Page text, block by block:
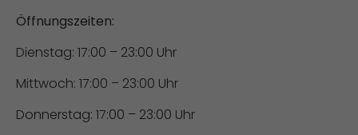
Öffnungszeiten:
Dienstag: 17:00 – 23:00 Uhr
Mittwoch: 17:00 – 23:00 Uhr
Donnerstag: 17:00 – 23:00 Uhr